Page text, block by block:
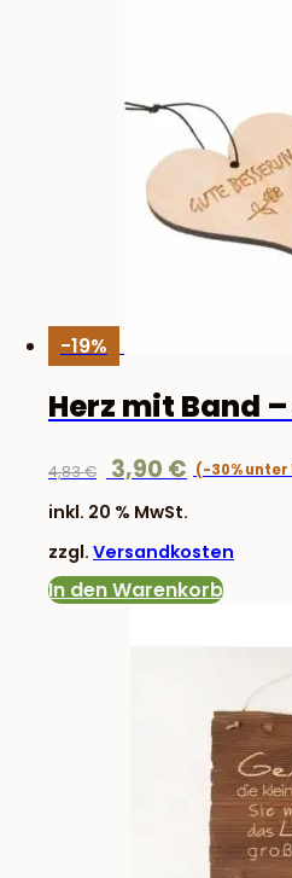
-19%
Herz mit Band
4,83€
Ursprünglicher
war:
4,83 €
3,90 €
inkl. 20 % MwSt.
zzgl. Versandkosten
In den Warenkorb